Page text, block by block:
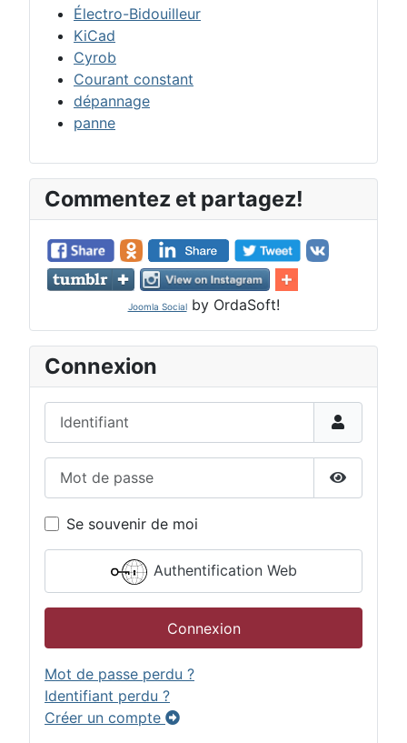
Électro-Bidouilleur
KiCad
Cyrob
Courant constant
dépannage
panne
Commentez et partagez!
Joomla Socialby OrdaSoft!
Connexion
Afficher
Se souvenir de moi
Authentification Web
Connexion
Mot de passe perdu ?
Identifiant perdu ?
Créer un compte